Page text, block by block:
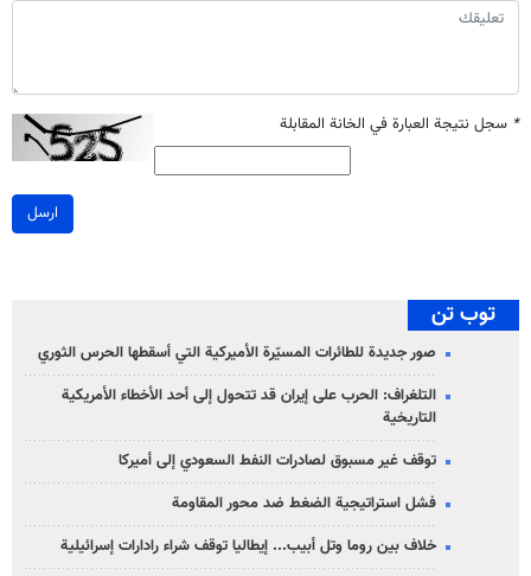
* سجل نتيجة العبارة في الخانة المقابلة
ارسل
توب تن
صور جديدة للطائرات المسيّرة الأميركية التي أسقطها الحرس الثوري
التلغراف: الحرب على إيران قد تتحول إلى أحد الأخطاء الأمريكية
التاريخية
توقف غير مسبوق لصادرات النفط السعودي إلى أميركا
فشل استراتيجية الضغط ضد محور المقاومة
خلاف بين روما وتل أبيب... إيطاليا توقف شراء رادارات إسرائيلية